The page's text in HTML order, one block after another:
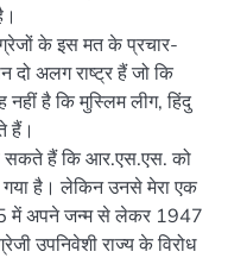
के इस मत के प्रचार-
दो अलग राष्ट्र हैं जो कि
है कि मुस्लिम लीग, हिंदु
हैं।
सकते हैं कि आर.एस.एस. को
गया है। लेकिन उनसे मेरा एक
में अपने जन्म से लेकर 1947
उपनिवेशी राज्य के विरोध